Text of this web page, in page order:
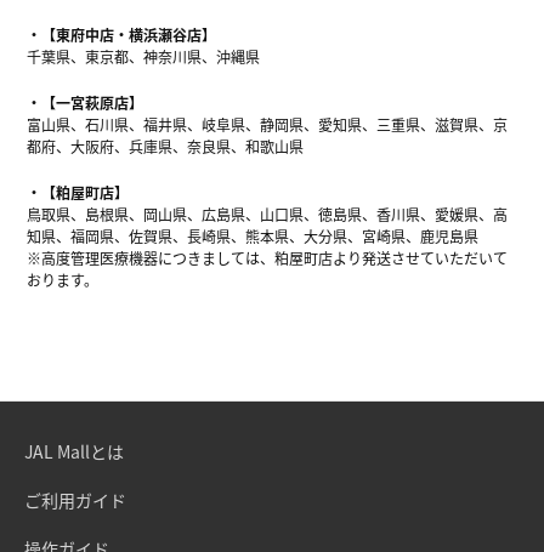
【東府中店・横浜瀬谷店】
千葉県、東京都、神奈川県、沖縄県
【一宮萩原店】
富山県、石川県、福井県、岐阜県、静岡県、愛知県、三重県、滋賀県、京
都府、大阪府、兵庫県、奈良県、和歌山県
【粕屋町店】
鳥取県、島根県、岡山県、広島県、山口県、徳島県、香川県、愛媛県、高
知県、福岡県、佐賀県、長崎県、熊本県、大分県、宮崎県、鹿児島県
※高度管理医療機器につきましては、粕屋町店より発送させていただいて
おります。
JAL Mallとは
ご利用ガイド